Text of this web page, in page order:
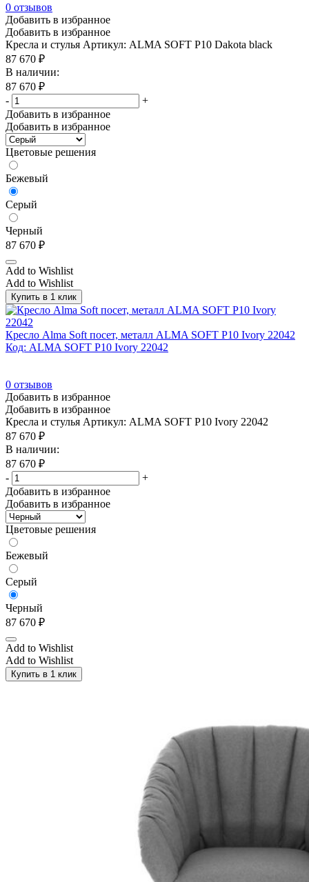
0 отзывов
Добавить в избранное
Добавить в избранное
Кресла и стулья Артикул: ALMA SOFT P10 Dakota black
87 670 ₽
В наличии:
87 670 ₽
-
+
Добавить в избранное
Добавить в избранное
Цветовые решения
Бежевый
Серый
Черный
87 670 ₽
Add to Wishlist
Add to Wishlist
Купить в 1 клик
Кресло Alma Soft посет, металл ALMA SOFT P10 Ivory 22042
Код: ALMA SOFT P10 Ivory 22042
0 отзывов
Добавить в избранное
Добавить в избранное
Кресла и стулья Артикул: ALMA SOFT P10 Ivory 22042
87 670 ₽
В наличии:
87 670 ₽
-
+
Добавить в избранное
Добавить в избранное
Цветовые решения
Бежевый
Серый
Черный
87 670 ₽
Add to Wishlist
Add to Wishlist
Купить в 1 клик